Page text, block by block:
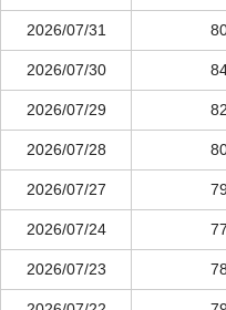
2026/07/31
2026/07/30
2026/07/29
2026/07/28
2026/07/27
2026/07/24
2026/07/23